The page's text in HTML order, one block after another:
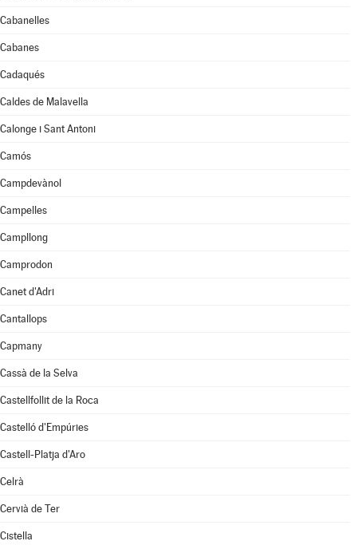
Cabanelles
Cabanes
Cadaqués
Caldes de Malavella
Calonge i Sant Antoni
Camós
Campdevànol
Campelles
Campllong
Camprodon
Canet d'Adri
Cantallops
Capmany
Cassà de la Selva
Castellfollit de la Roca
Castelló d'Empúries
Castell-Platja d'Aro
Celrà
Cervià de Ter
Cistella